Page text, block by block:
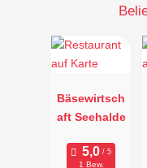
Bäsewirtsch
aft Seehalde
1 Bew.